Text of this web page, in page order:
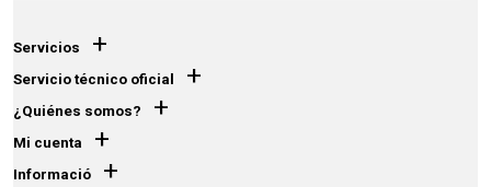
Servicios +
Servicio técnico oficial +
¿Quiénes somos? +
Mi cuenta +
Informació +